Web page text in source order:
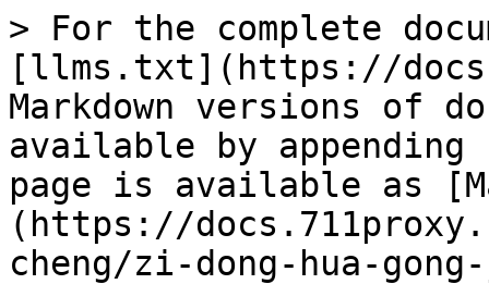
> For the complete
[llms.txt](https://
Markdown versions of
available by
page is available as
(https://
cheng/zi-dong-hua-